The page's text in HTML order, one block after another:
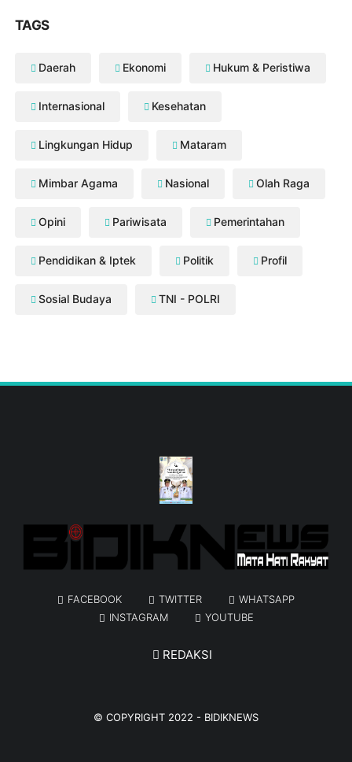
TAGS
Daerah Ekonomi Hukum & Peristiwa
Internasional Kesehatan
Lingkungan Hidup Mataram
Mimbar Agama Nasional Olah Raga
Opini Pariwisata Pemerintahan
Pendidikan & Iptek Politik Profil
Sosial Budaya TNI - POLRI
FACEBOOK TWITTER
WHATSAPP
INSTAGRAM
YOUTUBE
REDAKSI
© COPYRIGHT 2022 - BIDIKNEWS